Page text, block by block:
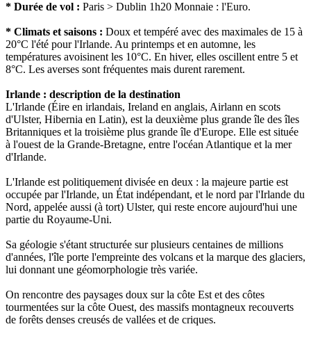
* Durée de vol : Paris > Dublin 1h20 Monnaie : l'Euro.
* Climats et saisons : Doux et tempéré avec des maximales de 15 à
20°C l'été pour l'Irlande. Au printemps et en automne, les
températures avoisinent les 10°C. En hiver, elles oscillent entre 5 et
8°C. Les averses sont fréquentes mais durent rarement.
Irlande : description de la destination
L'Irlande (Éire en irlandais, Ireland en anglais, Airlann en scots
d'Ulster, Hibernia en Latin), est la deuxième plus grande île des îles
Britanniques et la troisième plus grande île d'Europe. Elle est située
à l'ouest de la Grande-Bretagne, entre l'océan Atlantique et la mer
d'Irlande.
L'Irlande est politiquement divisée en deux : la majeure partie est
occupée par l'Irlande, un État indépendant, et le nord par l'Irlande du
Nord, appelée aussi (à tort) Ulster, qui reste encore aujourd'hui une
partie du Royaume-Uni.
Sa géologie s'étant structurée sur plusieurs centaines de millions
d'années, l'île porte l'empreinte des volcans et la marque des glaciers,
lui donnant une géomorphologie très variée.
On rencontre des paysages doux sur la côte Est et des côtes
tourmentées sur la côte Ouest, des massifs montagneux recouverts
de forêts denses creusés de vallées et de criques.